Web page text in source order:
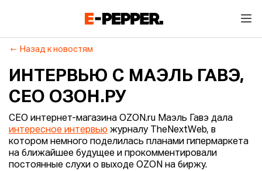
Назад к новостям
ИНТЕРВЬЮ С МАЭЛЬ ГАВЭ,
СЕО ОЗОН.РУ
CEO интернет-магазина OZON.ru Маэль Гавэ дала
интересное интервью журналу TheNextWeb, в
котором немного поделилась планами гипермаркета
на ближайшее будущее и прокомментировали
постоянные слухи о выходе OZON на биржу.